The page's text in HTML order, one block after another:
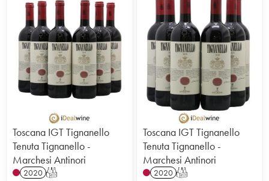
Toscana IGT Tignanello
Tenuta Tignanello -
Marchesi Antinori
2020 T
Toscana IGT Tignanello
Tenuta Tignanello -
Marchesi Antinori
2020 T